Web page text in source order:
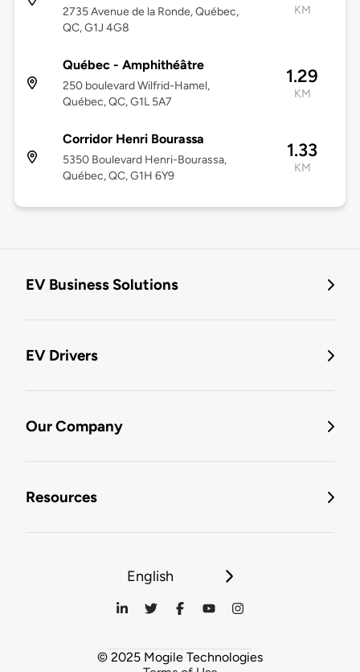
2735 Avenue de la Ronde, Québec,
QC, G1J 4G8
KM
Québec - Amphithéâtre
250 boulevard Wilfrid-Hamel,
Québec, QC, G1L 5A7
1.29
KM
Corridor Henri Bourassa
5350 Boulevard Henri-Bourassa,
Québec, QC, G1H 6Y9
1.33
KM
EV Business Solutions
EV Drivers
Our Company
Resources
English
© 2025 Mogile Technologies